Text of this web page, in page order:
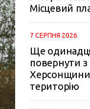
Місцевий
7 СЕРПНЯ 2026
Ще
повернути з
Херсонщини
територію